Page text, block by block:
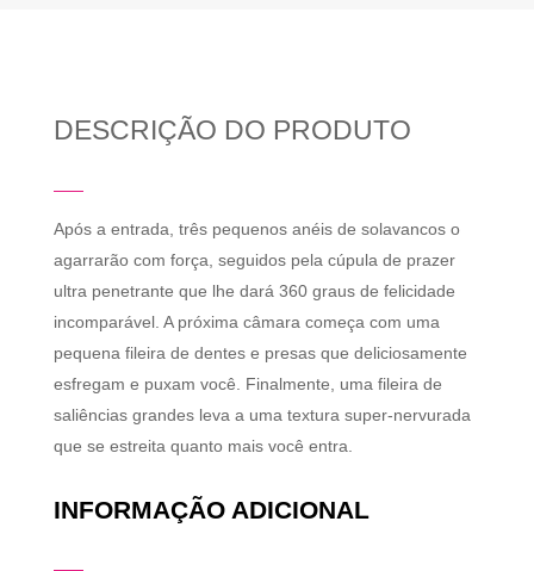
DESCRIÇÃO DO PRODUTO
Após a entrada, três pequenos anéis de solavancos o
agarrarão com força, seguidos pela cúpula de prazer
ultra penetrante que lhe dará 360 graus de felicidade
incomparável. A próxima câmara começa com uma
pequena fileira de dentes e presas que deliciosamente
esfregam e puxam você. Finalmente, uma fileira de
saliências grandes leva a uma textura super-nervurada
que se estreita quanto mais você entra.
INFORMAÇÃO ADICIONAL